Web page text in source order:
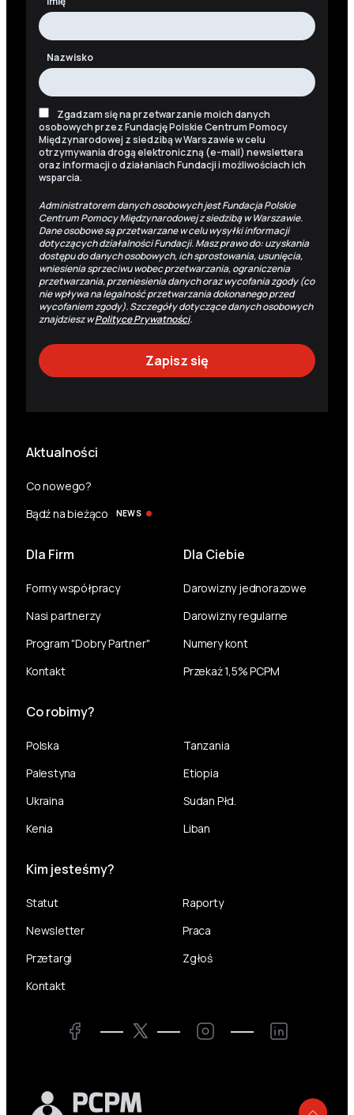
Nazwisko
Zgadzam się na przetwarzanie moich danych
osobowych przez Fundację Polskie Centrum Pomocy
Międzynarodowej z siedzibą w Warszawie w celu
otrzymywania drogą elektroniczną (e-mail) newslettera
oraz informacji o działaniach Fundacji i możliwościach ich
wsparcia.
Administratorem danych osobowych jest Fundacja Polskie
Centrum Pomocy Międzynarodowej z siedzibą w Warszawie.
Dane osobowe są przetwarzane w celu wysyłki informacji
dotyczących działalności Fundacji. Masz prawo do: uzyskania
dostępu do danych osobowych, ich sprostowania, usunięcia,
wniesienia sprzeciwu wobec przetwarzania, ograniczenia
przetwarzania, przeniesienia danych oraz wycofania zgody (co
nie wpływa na legalność przetwarzania dokonanego przed
wycofaniem zgody). Szczegóły dotyczące danych osobowych
znajdziesz wPolityce Prywatności.
Aktualności
Co nowego?
Bądź na bieżąco
NEWS
Dla Firm
Formy współpracy
Nasi partnerzy
Program "Dobry Partner"
Kontakt
Dla Ciebie
Darowizny jednorazowe
Darowizny regularne
Numery kont
Przekaż 1,5% PCPM
Co robimy?
Polska
Palestyna
Ukraina
Kenia
Tanzania
Etiopia
Sudan Płd.
Liban
Kim jesteśmy?
Statut
Raporty
Newsletter
Praca
Przetargi
Zgłoś
Kontakt
Facebook Twitter Instagram LinkedIn